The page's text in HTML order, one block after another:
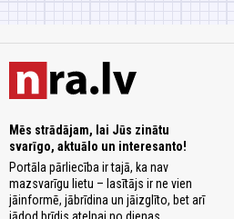
Mēs strādājam, lai Jūs zinātu
svarīgo, aktuālo un interesanto!
Portāla pārliecība ir tajā, ka nav
mazsvarīgu lietu – lasītājs ir ne vien
jāinformē, jābrīdina un jāizglīto, bet arī